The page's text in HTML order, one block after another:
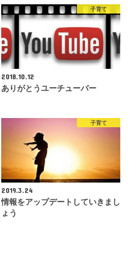
子育て
2018.10.12
ありがとうユーチューバー
子育て
2019.3.24
情報をアップデートしていきまし
ょう